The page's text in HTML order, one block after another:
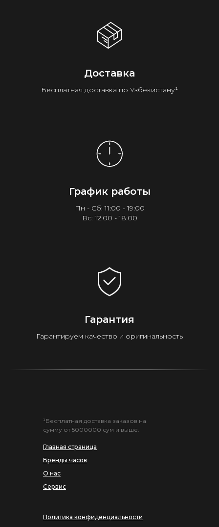
Доставка
Бесплатная доставка по Узбекистану¹
График работы
Пн - Сб: 11:00 - 19:00
Вс: 12:00 - 18:00
Гарантия
Гарантируем качество и оригинальность
Главная страница
Бренды часов
О нас
Сервис
¹Бесплатная доставка заказов на
сумму от 5000000 сум и выше.
Политика конфиденциальности